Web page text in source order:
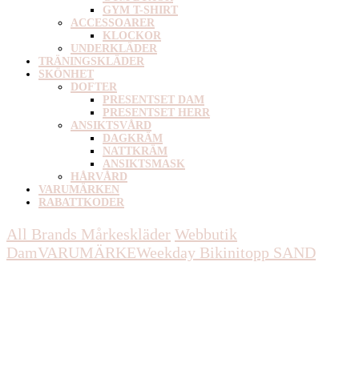
GYM T-SHIRT
ACCESSOARER
KLOCKOR
UNDERKLÄDER
TRÄNINGSKLÄDER
SKÖNHET
DOFTER
PRESENTSET DAM
PRESENTSET HERR
ANSIKTSVÅRD
DAGKRÄM
NATTKRÄM
ANSIKTSMASK
HÅRVÅRD
VARUMÄRKEN
RABATTKODER
All Brands Mårkeskläder Webbutik
DamVARUMÄRKEWeekday Bikinitopp SAND